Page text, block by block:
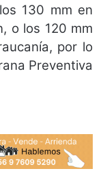
130 mm en
o los 120 mm
por lo
Preventiva